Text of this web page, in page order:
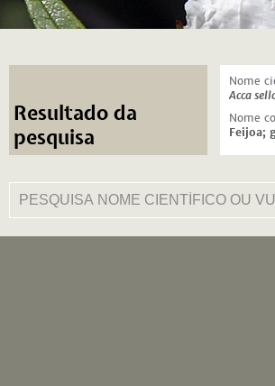
Resultado da
pesquisa
Nome
Acca
Nome